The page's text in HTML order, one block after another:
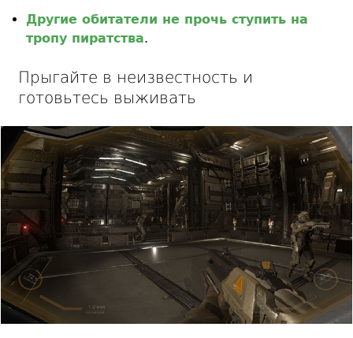
Другие обитатели не прочь ступить на
тропу пиратства.
Прыгайте в неизвестность и
готовьтесь выживать